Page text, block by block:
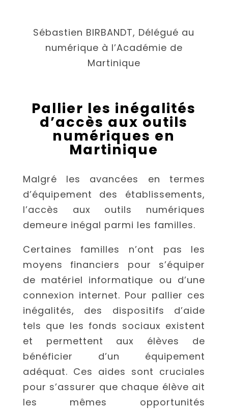
Sébastien BIRBANDT, Délégué au
numérique à l’Académie de
Martinique
Pallier les inégalités
d’accès aux outils
numériques en
Martinique
Malgré les avancées en termes
d’équipement des établissements,
l’accès aux outils numériques
demeure inégal parmi les familles.
Certaines familles n’ont pas les
moyens financiers pour s’équiper
de matériel informatique ou d’une
connexion internet. Pour pallier ces
inégalités, des dispositifs d’aide
tels que les fonds sociaux existent
et permettent aux élèves de
bénéficier d’un équipement
adéquat. Ces aides sont cruciales
pour s’assurer que chaque élève ait
les mêmes opportunités